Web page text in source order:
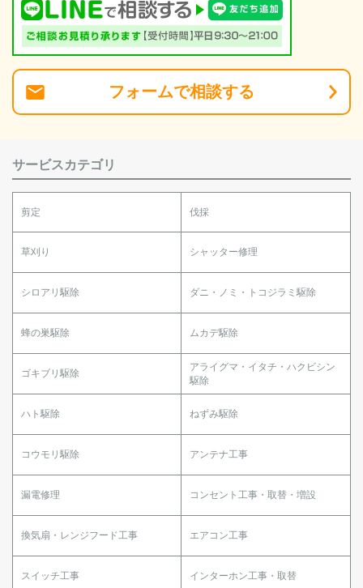
フォームで相談する
サービスカテゴリ
剪定 伐採
草刈り シャッター修理
シロアリ駆除 ダニ・ノミ・トコジラミ駆除
蜂の巣駆除 ムカデ駆除
ゴキブリ駆除
アライグマ・イタチ・ハクビシン
駆除
ハト駆除 ねずみ駆除
コウモリ駆除 アンテナ工事
漏電修理 コンセント工事・取替・増設
換気扇・レンジフード工事 エアコン工事
スイッチ工事 インターホン工事・取替